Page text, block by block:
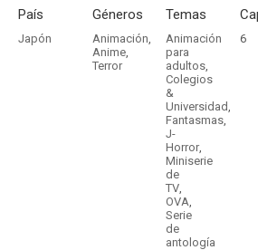
País
Japón
Géneros
Animación,
Anime,
Terror
Temas
Animación
para
adultos,
Colegios
&
Universidad,
Fantasmas,
J-
Horror,
Miniserie
de
TV,
OVA,
Serie
de
antología
6